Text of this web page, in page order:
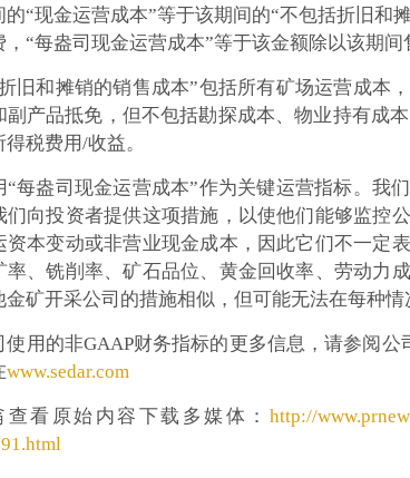
的“现金运营成本”等于该期间的“不包括折旧
，“每盎司现金运营成本”等于该金额除以该期
旧和摊销的销售成本”包括所有矿场运营成本
副产品抵免，但不包括勘探成本、物业持有成
税费用/收益。
“每盎司现金运营成本”作为关键运营指标。我
们向投资者提供这项措施，以使他们能够监控
资本变动或非营业现金成本，因此它们不一定
率、铣削率、矿石品位、黄金回收率、劳动力
金矿开采公司的措施相似，但可能无法在每种情
使用的非GAAP财务指标的更多信息，请参阅
www.sedar.com
查看原始内容下载多媒体： http://